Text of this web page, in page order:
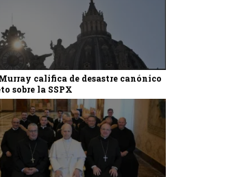
califica de desastre canónico
sobre la SSPX